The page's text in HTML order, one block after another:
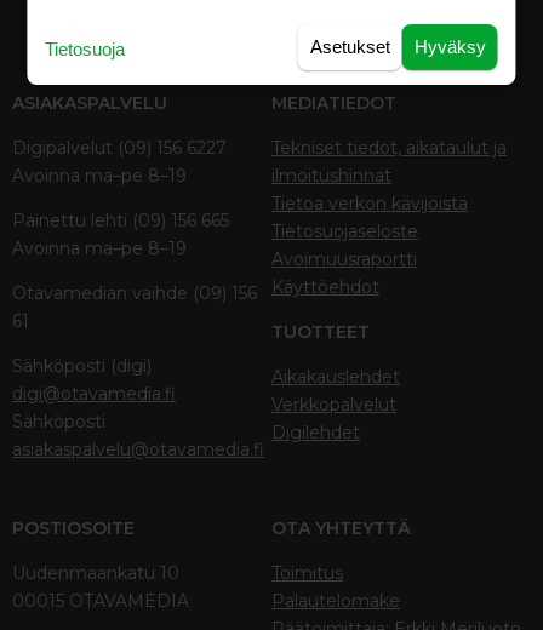
ASIAKASPALVELU
Digipalvelut (09) 156 6227
Avoinna ma–pe 8–19
Painettu lehti (09) 156 665
Avoinna ma–pe 8–19
Otavamedian vaihde (09) 156
61
Sähköposti (digi)
digi@otavamedia.fi
Sähköposti
asiakaspalvelu@otavamedia.fi
MEDIATIEDOT
Tekniset tiedot, aikataulut ja
ilmoitushinnat
Tietoa verkon kävijöistä
Tietosuojaseloste
Avoimuusraportti
Käyttöehdot
TUOTTEET
Aikakauslehdet
Verkkopalvelut
Digilehdet
POSTIOSOITE
Uudenmaankatu 10
00015 OTAVAMEDIA
OTA YHTEYTTÄ
Toimitus
Palautelomake
Hyväksy
Asetukset
Tietosuoja